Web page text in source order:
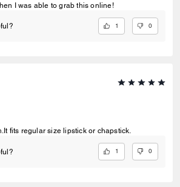
I was able to grab this online!
1 0
fits regular size lipstick or chapstick.
1 0